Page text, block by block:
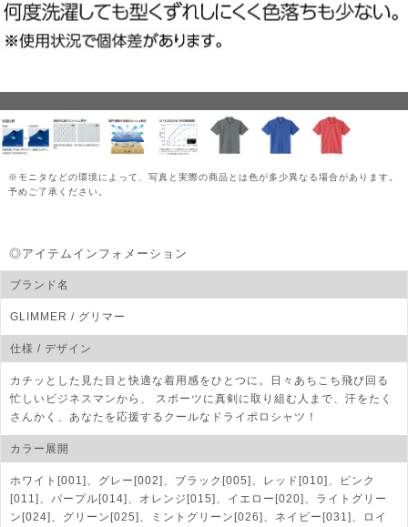
※モニタなどの環境によって、写真と実際の商品とは色が多少異なる場合があります。
予めご了承ください。
◎アイテムインフォメーション
ブランド名
GLIMMER / グリマー
仕様 / デザイン
カチッとした見た目と快適な着用感をひとつに。日々あちこち飛び回る
忙しいビジネスマンから、 スポーツに真剣に取り組む人まで、汗をたく
さんかく、あなたを応援するクールなドライポロシャツ！
カラー展開
ホワイト[001]、グレー[002]、ブラック[005]、レッド[010]、ピンク
[011]、パープル[014]、オレンジ[015]、イエロー[020]、ライトグリー
ン[024]、グリーン[025]、ミントグリーン[026]、ネイビー[031]、ロイ